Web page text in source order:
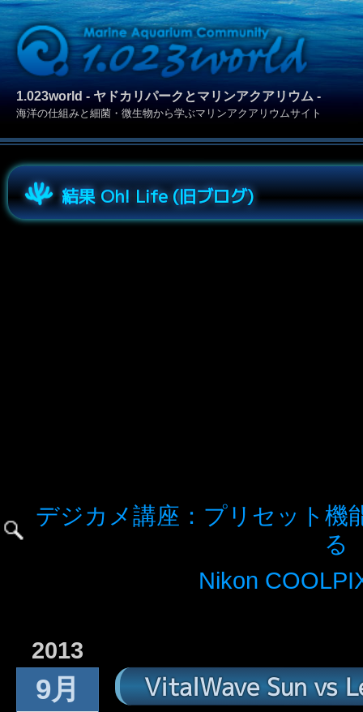
1.023world - ヤドカリパークとマリンアクアリウム -
海洋の仕組みと細菌・微生物から学ぶマリンアクアリウムサイト
結果 Oh! Life (旧ブログ)
デジカメ講座：プリセット機
る
Nikon
2013
9月 VitalWave Sun vs